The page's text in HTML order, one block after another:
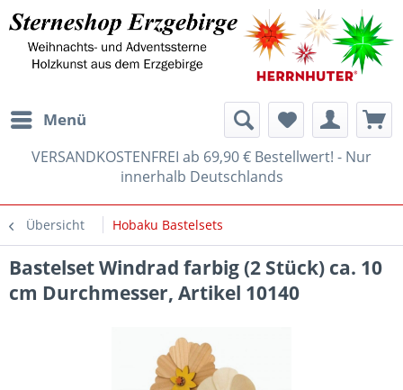
Menü
VERSANDKOSTENFREI ab 69,90 € Bestellwert! - Nur
innerhalb Deutschlands
Übersicht Hobaku Bastelsets
Bastelset Windrad farbig (2 Stück) ca. 10
cm Durchmesser, Artikel 10140